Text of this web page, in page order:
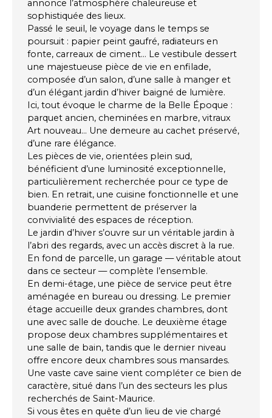
annonce l’atmosphère chaleureuse et
sophistiquée des lieux.
Passé le seuil, le voyage dans le temps se
poursuit : papier peint gaufré, radiateurs en
fonte, carreaux de ciment… Le vestibule dessert
une majestueuse pièce de vie en enfilade,
composée d’un salon, d’une salle à manger et
d’un élégant jardin d’hiver baigné de lumière.
Ici, tout évoque le charme de la Belle Époque :
parquet ancien, cheminées en marbre, vitraux
Art nouveau… Une demeure au cachet préservé,
d’une rare élégance.
Les pièces de vie, orientées plein sud,
bénéficient d’une luminosité exceptionnelle,
particulièrement recherchée pour ce type de
bien. En retrait, une cuisine fonctionnelle et une
buanderie permettent de préserver la
convivialité des espaces de réception.
Le jardin d’hiver s’ouvre sur un véritable jardin à
l’abri des regards, avec un accès discret à la rue.
En fond de parcelle, un garage — véritable atout
dans ce secteur — complète l’ensemble.
En demi-étage, une pièce de service peut être
aménagée en bureau ou dressing. Le premier
étage accueille deux grandes chambres, dont
une avec salle de douche. Le deuxième étage
propose deux chambres supplémentaires et
une salle de bain, tandis que le dernier niveau
offre encore deux chambres sous mansardes.
Une vaste cave saine vient compléter ce bien de
caractère, situé dans l’un des secteurs les plus
recherchés de Saint-Maurice.
Si vous êtes en quête d’un lieu de vie chargé